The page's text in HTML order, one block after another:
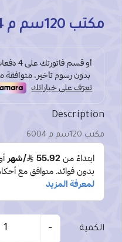
مكتب 120سم م 6004
Description
مكتب 120سم م 6004
الكمية -